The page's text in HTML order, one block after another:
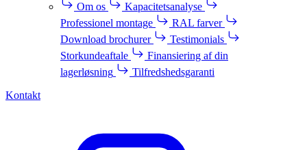
Om os
Kapacitetsanalyse
Professionel montage
RAL farver
Download brochurer
Testimonials
Storkundeaftale
Finansiering af din
lagerløsning
Tilfredshedsgaranti
Kontakt